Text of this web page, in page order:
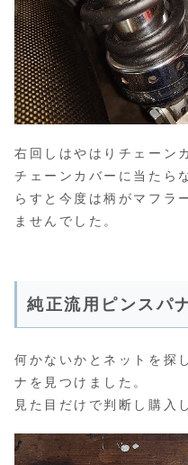
右回しはやはりチェーン
チェーンカバーに当たら
らすと今度は柄がマフラ
ませんでした。
純正流用ピンスパ
何かないかとネットを探
ナを見つけました。
見た目だけで判断し購入